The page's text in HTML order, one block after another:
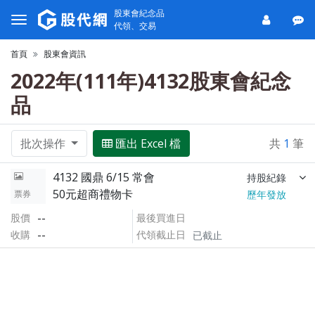
股東會紀念品
代領、交易
首頁 股東會資訊
2022年(111年)4132股東會紀念
品
批次操作 匯出 Excel 檔 共 1 筆
票券
4132 國鼎 6/15 常會 持股紀錄
50元超商禮物卡
歷年發放
股價
--
收購 --
最後買進日
代領截止日
已截止